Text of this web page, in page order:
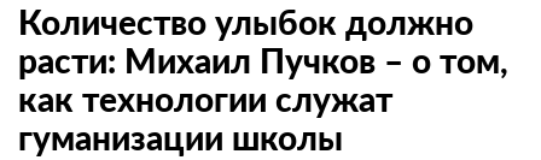
Количество улыбок должно
расти: Михаил Пучков – о том,
как технологии служат
гуманизации школы